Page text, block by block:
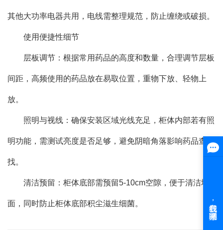
其他大功率电器共用，电线需整理规范，防止缠绕或破损。
使用便捷性细节
层板调节：根据常用药品的高度和数量，合理调节层板
间距，高频使用的药品放在易取位置，重物下放、轻物上
放。
照明与视线：确保安装区域光线充足，柜体内部若有照
明功能，需测试亮度是否足够，避免阴暗角落影响药品查
找。
清洁预留：柜体底部需预留5-10cm空隙，便于清洁地
面，同时防止柜体底部积尘滋生细菌。